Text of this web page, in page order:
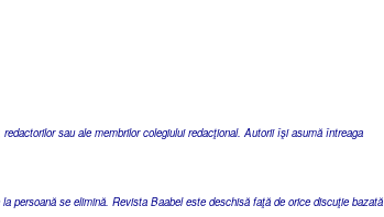
sau ale membrilor colegiului redacţional. Autorii îşi asumă întreaga
persoană se elimină. Revista Baabel este deschisă faţă de orice discuţie bazată